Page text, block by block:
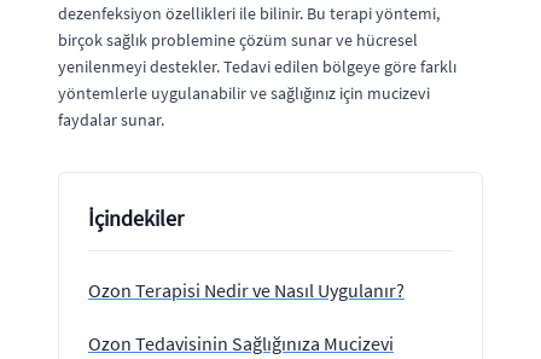
dezenfeksiyon özellikleri ile bilinir. Bu terapi yöntemi,
birçok sağlık problemine çözüm sunar ve hücresel
yenilenmeyi destekler. Tedavi edilen bölgeye göre farklı
yöntemlerle uygulanabilir ve sağlığınız için mucizevi
faydalar sunar.
İçindekiler
Ozon Terapisi Nedir ve Nasıl Uygulanır?
Ozon Tedavisinin Sağlığınıza Mucizevi